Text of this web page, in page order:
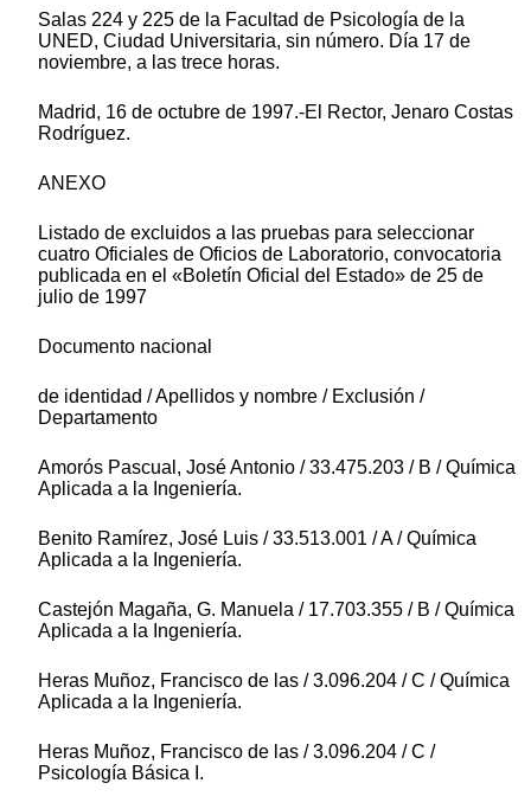
Salas 224 y 225 de la Facultad de Psicología de la
UNED, Ciudad Universitaria, sin número. Día 17 de
noviembre, a las trece horas.
Madrid, 16 de octubre de 1997.-El Rector, Jenaro Costas
Rodríguez.
ANEXO
Listado de excluidos a las pruebas para seleccionar
cuatro Oficiales de Oficios de Laboratorio, convocatoria
publicada en el «Boletín Oficial del Estado» de 25 de
julio de 1997
Documento nacional
de identidad / Apellidos y nombre / Exclusión /
Departamento
Amorós Pascual, José Antonio / 33.475.203 / B / Química
Aplicada a la Ingeniería.
Benito Ramírez, José Luis / 33.513.001 / A / Química
Aplicada a la Ingeniería.
Castejón Magaña, G. Manuela / 17.703.355 / B / Química
Aplicada a la Ingeniería.
Heras Muñoz, Francisco de las / 3.096.204 / C / Química
Aplicada a la Ingeniería.
Heras Muñoz, Francisco de las / 3.096.204 / C /
Psicología Básica I.